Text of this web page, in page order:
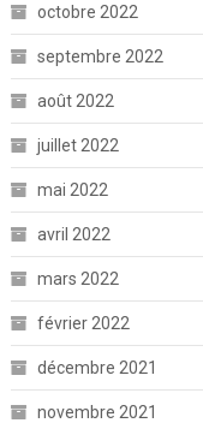
octobre 2022
septembre 2022
août 2022
juillet 2022
mai 2022
avril 2022
mars 2022
février 2022
décembre 2021
novembre 2021